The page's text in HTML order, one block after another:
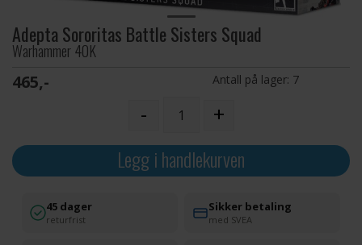
Adepta Sororitas Battle Sisters Squad
Warhammer 40K
465,- Antall på lager: 7
- +
Legg i handlekurven
45 dager
returfrist
Sikker betaling
med SVEA